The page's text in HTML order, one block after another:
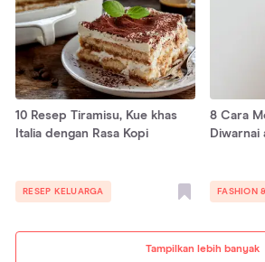
Tampilkan lebih banyak
10 Resep Tiramisu, Kue khas
Italia dengan Rasa Kopi
RESEP KELUARGA
8 Cara
Diwarnai
FASHION